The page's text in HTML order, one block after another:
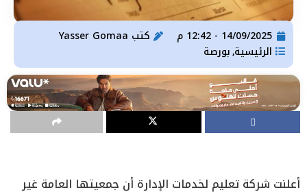
14/09/2025 - 12:42 م كتب
الرئيسية, بورصة
أعلنت شركة تعليم لخدمات الإدارة أن جمعيتها العامة غير